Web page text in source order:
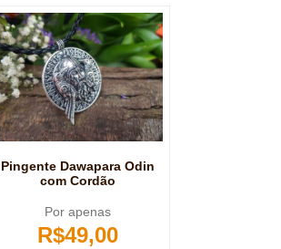
Pingente Dawapara Odin
com Cordão
Por apenas
R$49,00